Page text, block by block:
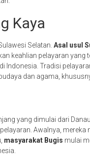
Kaya
Selatan. Asal usul
keahlian pelayaran yang
Indonesia. Tradisi
dan agama,
yang dimulai dari
Awalnya,
masyarakat Bugis mulai